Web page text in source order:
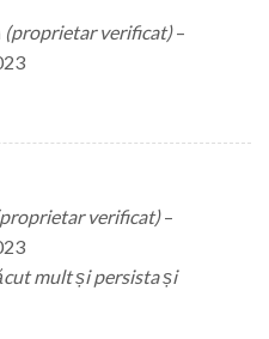
(proprietar verificat) –
verificat) –
mult și persista și